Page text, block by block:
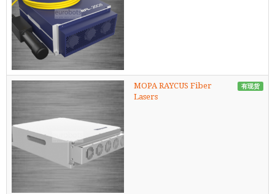
MOPA RAYCUS Fiber
Lasers
有现货